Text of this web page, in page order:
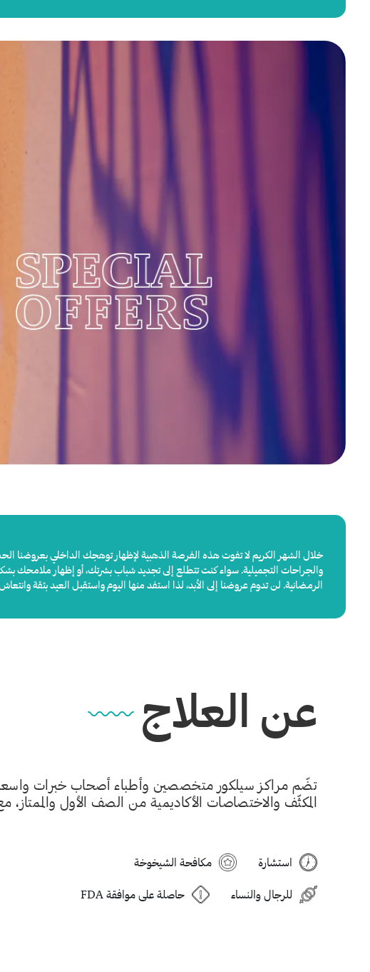
خلال الشهر الكريم لا تفوت هذه الفرصة الذهبية لإظهار توهجك الداخلي بعروضنا
والجراحات التجميلية. سواء كنت تتطلع إلى تجديد شباب بشرتك، أو إظهار ملامحك
الرمضانية. لن تدوم عروضنا إلى الأبد، لذا استفد منها اليوم واستقبل العيد بثقة
عن العلاج
تضّم مراكز سيلكور متخصصين وأطباء أصحاب خبرات واسعة
المكثّف والاختصاصات الأكاديمية من الصف الأول والممتاز، مع
استشارة
مكافحة الشيخوخة
للرجال والنساء
حاصلة على موافقة FDA